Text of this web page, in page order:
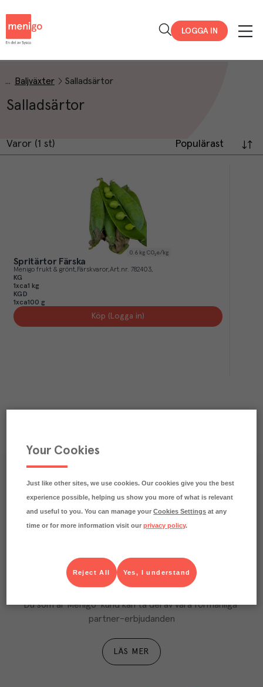
LOGGA IN
Baljväxter Salladsärtor
Salladsärtor
Varor (1 st) Populärast
0.6 kg CO₂e/kg
Spritärtor Färska
Menigo frukt & grönt Färskvaror Art.nr. 782403
KG
1xca1 kg
KGD
1xca100 g
Köp (Logga in)
Våra kundtidningar
Läs inspirerande reportage, matnyttiga artiklar och
ta del av aktuella kampanjer.
Ta del av Menigo Partner
Du som är Menigo-kund kan ta del av våra förmånliga
partner-erbjudanden
LÄS MER
Your Cookies
Just like other sites, we use cookies. Our cookies give you the best
experience possible, helping us show you more of what is relevant
and useful to you. You can manage yourCookies Settings at any
time or for more information visit ourprivacy policy.
Yes, I understand
Reject All